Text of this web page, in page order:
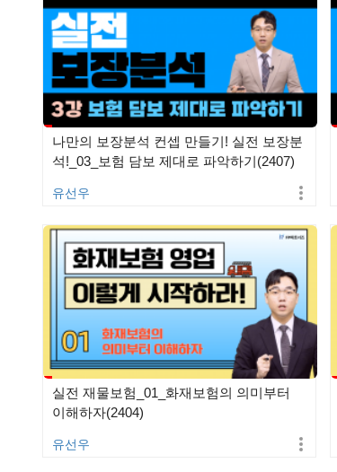
나만의 보장분석 컨셉 만들기! 실전 보장분
석!_03_보험 담보 제대로 파악하기(2407)
유선우
실전 재물보험_01_화재보험의 의미부터
이해하자(2404)
유선우